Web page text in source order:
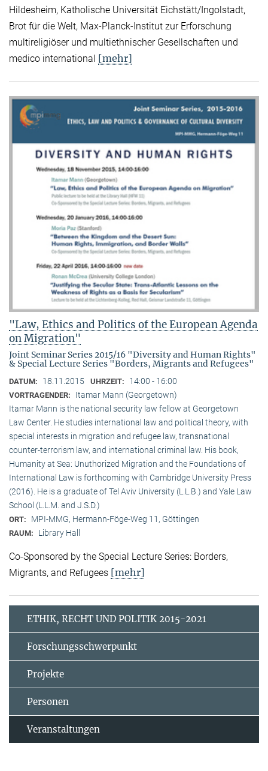
Hildesheim, Katholische Universität Eichstätt/Ingolstadt,
Brot für die Welt, Max-Planck-Institut zur Erforschung
multireligiöser und multiethnischer Gesellschaften und
medico international [mehr]
"Law, Ethics and Politics of the European Agenda
on Migration"
Joint Seminar Series 2015/16 "Diversity and Human Rights"
& Special Lecture Series "Borders, Migrants and Refugees"
DATUM: 18.11.2015 UHRZEIT: 14:00 - 16:00
VORTRAGENDER:
Itamar Mann (Georgetown)
Itamar Mann is the national security law fellow at Georgetown
Law Center. He studies international law and political theory, with
special interests in migration and refugee law, transnational
counter-terrorism law, and international criminal law. His book,
Humanity at Sea: Unuthorized Migration and the Foundations of
International Law is forthcoming with Cambridge University Press
(2016). He is a graduate of Tel Aviv University (L.L.B.) and Yale Law
School (L.L.M. and J.S.D.)
ORT: MPI-MMG, Hermann-Föge-Weg 11, Göttingen
RAUM: Library Hall
Co-Sponsored by the Special Lecture Series: Borders,
Migrants, and Refugees [mehr]
ETHIK, RECHT UND POLITIK 2015-2021
Forschungsschwerpunkt
Projekte
Personen
Veranstaltungen